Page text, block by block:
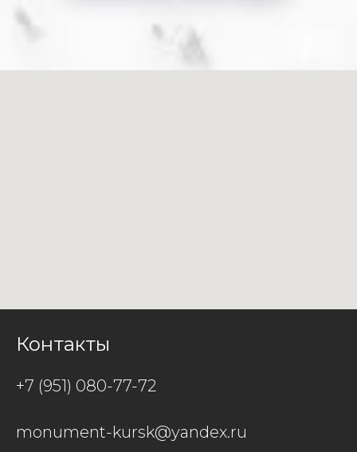
Контакты
+7 (951) 080-77-72
monument-kursk@yandex.ru